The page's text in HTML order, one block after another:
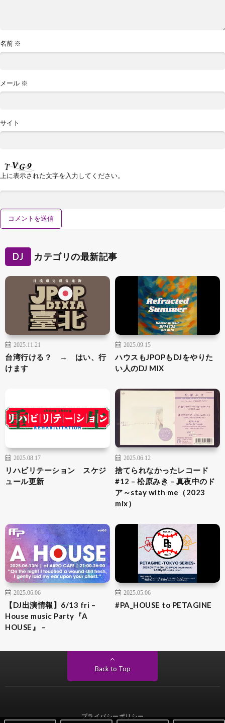
名前 ※
メール ※
サイト
上に表示された文字を入力してください。
DJ カテゴリの最新記事
2025.11.21
台湾行ける？ → はい、行
けます
2025.09.15
ハウスもJPOPもDJをやりた
い人のDJ MIX
2025.08.17
リハビリテーション スケジ
ュール更新
2025.06.12
捨てられなかったレコード
#12 – 松原みき – 真夜中のド
ア～stay with me（2023
mix）
2025.06.06
【DJ出演情報】6/13 fri –
House music Party『A
HOUSE』 –
2025.05.06
#PA_HOUSE to PETAGINE
Back to Top
プライバシーポリシー